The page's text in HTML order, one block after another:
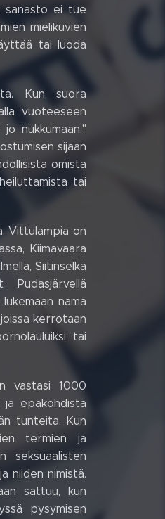
sanasto ei tue
mielikuvien
tai luoda
Kun suora
vuoteeseen
nukkumaan."
sijaan
omista
tai
Vittulampia on
Kiimavaara
Siitinselkä
nämä
kerrotaan
tai
vastasi 1000
epäkohdista
tunteita. Kun
termien ja
seksuaalisten
niiden nimistä.
sattuu, kun
pysymisen